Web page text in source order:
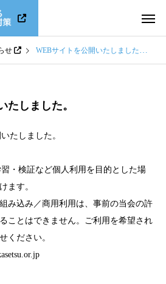
せ WEBサイトを公開いたしました。
たしました。
たしました。
・検証など個人利用を目的とした場
ます。
み込み／商用利用は、事前の当会の許
ことはできません。ご利用を希望され
ください。